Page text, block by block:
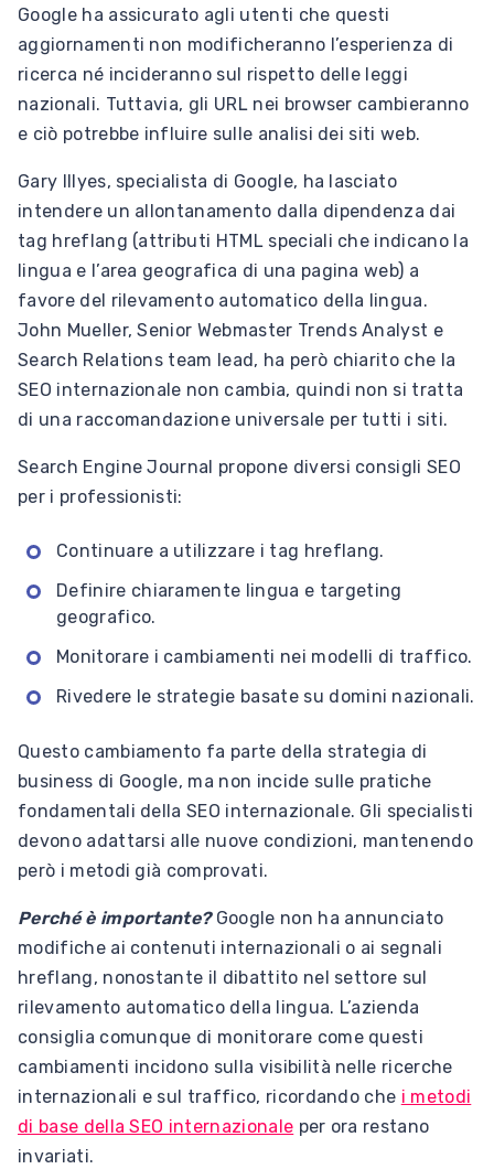
Google ha assicurato agli utenti che questi
aggiornamenti non modificheranno l’esperienza di
ricerca né incideranno sul rispetto delle leggi
nazionali. Tuttavia, gli URL nei browser cambieranno
e ciò potrebbe influire sulle analisi dei siti web.
Gary Illyes, specialista di Google, ha lasciato
intendere un allontanamento dalla dipendenza dai
tag hreflang (attributi HTML speciali che indicano la
lingua e l’area geografica di una pagina web) a
favore del rilevamento automatico della lingua.
John Mueller, Senior Webmaster Trends Analyst e
Search Relations team lead, ha però chiarito che la
SEO internazionale non cambia, quindi non si tratta
di una raccomandazione universale per tutti i siti.
Search Engine Journal propone diversi consigli SEO
per i professionisti:
Continuare a utilizzare i tag hreflang.
Definire chiaramente lingua e targeting
geografico.
Monitorare i cambiamenti nei modelli di traffico.
Rivedere le strategie basate su domini nazionali.
Questo cambiamento fa parte della strategia di
business di Google, ma non incide sulle pratiche
fondamentali della SEO internazionale. Gli specialisti
devono adattarsi alle nuove condizioni, mantenendo
però i metodi già comprovati.
Perché è importante?Google non ha annunciato
modifiche ai contenuti internazionali o ai segnali
hreflang, nonostante il dibattito nel settore sul
rilevamento automatico della lingua. L’azienda
consiglia comunque di monitorare come questi
cambiamenti incidono sulla visibilità nelle ricerche
internazionali e sul traffico, ricordando che i metodi
di base della SEO internazionale per ora restano
invariati.